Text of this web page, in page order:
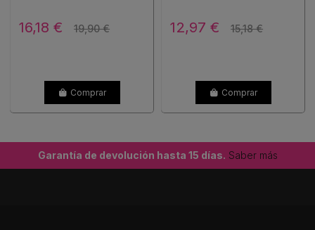
16,18 € 19,90 €
Comprar
12,97 € 15,18 €
Comprar
Garantía de devolución hasta 15 días. Saber más